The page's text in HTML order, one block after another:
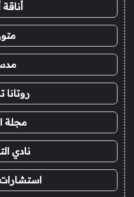
مجلة
نادي